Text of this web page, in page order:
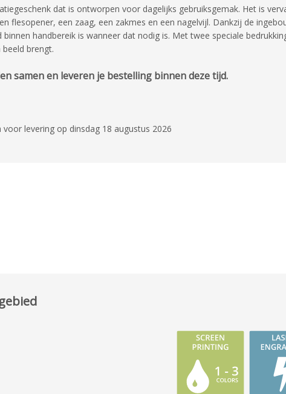
dat is ontworpen voor dagelijks gebruiksgemak. Het is
flesopener, een zaag, een zakmes en een nagelvijl. Dankzij de
handbereik is wanneer dat nodig is. Met twee speciale
brengt.
samen en leveren je bestelling binnen deze tijd.
levering op dinsdag 18 augustus 2026